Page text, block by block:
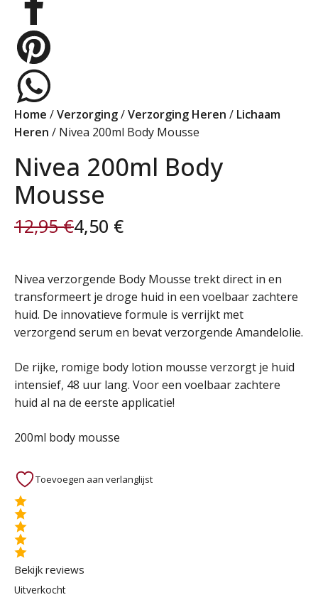
Home /Verzorging/Verzorging Heren / Lichaam
Heren / Nivea 200ml Body Mousse
Nivea 200ml Body
Mousse
12,95€
Oorspronkelijke
prijs
was:
4,50 €
Huidige
prijs
is:
Nivea verzorgende Body Mousse trekt direct in en
transformeert je droge huid in een voelbaar zachtere
huid. De innovatieve formule is verrijkt met
verzorgend serum en bevat verzorgende Amandelolie.
De rijke, romige body lotion mousse verzorgt je huid
intensief, 48 uur lang. Voor een voelbaar zachtere
huid al na de eerste applicatie!
200ml body mousse
Toevoegen aan verlanglijst
Bekijk reviews
Uitverkocht